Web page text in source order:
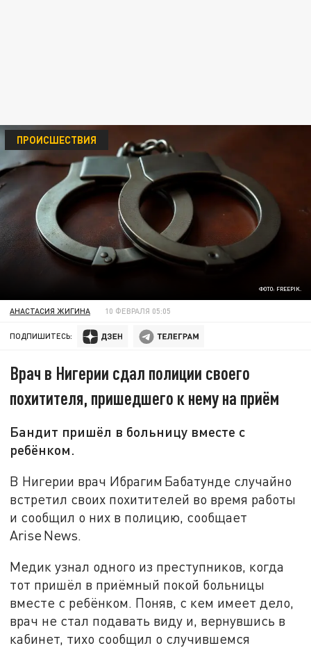
ФОТО: FREEPIK.
ПРОИСШЕСТВИЯ
АНАСТАСИЯ ЖИГИНА 10 ФЕВРАЛЯ 05:05
ПОДПИШИТЕСЬ:
Врач в Нигерии сдал полиции своего
похитителя, пришедшего к нему на приём
Бандит пришёл в больницу вместе с
ребёнком.
В Нигерии врач Ибрагим Бабатунде случайно
встретил своих похитителей во время работы
и сообщил о них в полицию, сообщает
Arise News.
Медик узнал одного из преступников, когда
тот пришёл в приёмный покой больницы
вместе с ребёнком. Поняв, с кем имеет дело,
врач не стал подавать виду и, вернувшись в
кабинет, тихо сообщил о случившемся